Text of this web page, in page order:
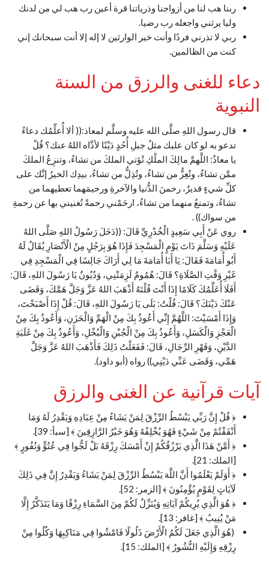
ربنا هب لنا من أزواجنا وذرياتنا قرة أعين رب هب لي من لدنك
وليا يرثني واجعله رب رضيا.
ربي لا تذرني فردًا وأنت خير الوارثين لا إله إلا أنت سبحانك إني
كنت من الظالمين.
دعاء للغنى والرزق من السنة
النبوية
قال رسول اللهِ صلَّى الله عليه وسلَّم لمعاذ:(( ألا أُعلِّمُك دعاءً
تدعو به لو كان عليك مثلُ جبلِ أُحُدٍ دَيْنًا لأدَّاه اللهُ عنك؟ قُلْ
يا معاذُ: اللَّهمَّ مالِكَ الملْكِ تُؤتي الملكَ من تشاءُ، وتنزِعُ الملكَ
ممَّن تشاءُ، وتُعِزُّ من تشاءُ، وتُذِلُّ من تشاءُ، بيدِك الخيرُ إنَّك على
كلِّ شيءٍ قديرٌ، رحمنَ الدُّنيا والآخرةِ ورحيمَهما تعطيهما من
تشاءُ، وتمنعُ منهما من تشاءُ، ارحَمْني رحمةً تُغنيني بها عن رحمةِ
من سواك)) .
روي عَنْ أَبِي سَعِيدٍ الْخُدْرِيِّ قَالَ: ((دَخَلَ رَسُولُ اللهِ صَلَّى اللهُ
عَلَيْهِ وَسَلَّمَ ذَاتَ يَوْمٍ الْمَسْجِدَ فَإِذَا هُوَ بِرَجُلٍ مِنْ الْأَنْصَارِ يُقَالُ لَهُ
أَبُو أُمَامَةَ فَقَالَ: يَا أَبَا أُمَامَةَ مَا لِي أَرَاكَ جَالِسًا فِي الْمَسْجِدِ فِي
غَيْرِ وَقْتِ الصَّلَاةِ؟ قَالَ: هُمُومٌ لَزِمَتْنِي، وَدُيُونٌ يَا رَسُولَ اللهِ، قَالَ:
أَفَلَا أُعَلِّمُكَ كَلَامًا إِذَا أَنْتَ قُلْتَهُ أَذْهَبَ اللهُ عَزَّ وَجَلَّ هَمَّكَ، وَقَضَى
عَنْكَ دَيْنَكَ؟ قَالَ: قُلْتُ: بَلَى يَا رَسُولَ اللهِ، قَالَ: قُلْ إِذَا أَصْبَحْتَ،
وَإِذَا أَمْسَيْتَ: اللَّهُمَّ إِنِّي أَعُوذُ بِكَ مِنْ الْهَمِّ وَالْحَزَنِ، وَأَعُوذُ بِكَ مِنْ
الْعَجْزِ وَالْكَسَلِ، وَأَعُوذُ بِكَ مِنْ الْجُبْنِ وَالْبُخْلِ، وَأَعُوذُ بِكَ مِنْ غَلَبَةِ
الدَّيْنِ، وَقَهْرِ الرِّجَالِ، قَالَ: فَفَعَلْتُ ذَلِكَ فَأَذْهَبَ اللهُ عَزَّ وَجَلَّ
هَمِّي، وَقَضَى عَنِّي دَيْنِي)) رواه (أبو داود).
آيات قرآنية عن الغنى والرزق
﴿ قُلْ إِنَّ رَبِّي يَبْسُطُ الرِّزْقَ لِمَنْ يَشَاءُ مِنْ عِبَادِهِ وَيَقْدِرُ لَهُ وَمَا
أَنْفَقْتُمْ مِنْ شَيْءٍ فَهُوَ يُخْلِفُهُ وَهُوَ خَيْرُ الرَّازِقِينَ ﴾ [سبأ: 39].
﴿ أَمَّنْ هَذَا الَّذِي يَرْزُقُكُمْ إِنْ أَمْسَكَ رِزْقَهُ بَلْ لَجُّوا فِي عُتُوٍّ وَنُفُورٍ ﴾
[الملك: 21].
﴿ أَوَلَمْ يَعْلَمُوا أَنَّ اللَّهَ يَبْسُطُ الرِّزْقَ لِمَنْ يَشَاءُ وَيَقْدِرُ إِنَّ فِي ذَلِكَ
لَآيَاتٍ لِقَوْمٍ يُؤْمِنُونَ ﴾ [الزمر: 52].
﴿ هُوَ الَّذِي يُرِيكُمْ آيَاتِهِ وَيُنَزِّلُ لَكُمْ مِنَ السَّمَاءِ رِزْقًا وَمَا يَتَذَكَّرُ إِلَّا
مَنْ يُنِيبُ ﴾ [غافر: 13].
(هُوَ الَّذِي جَعَلَ لَكُمُ الْأَرْضَ ذَلُولًا فَامْشُوا فِي مَنَاكِبِهَا وَكُلُوا مِنْ
رِزْقِهِ وَإِلَيْهِ النُّشُورُ ﴾ [الملك: 15].